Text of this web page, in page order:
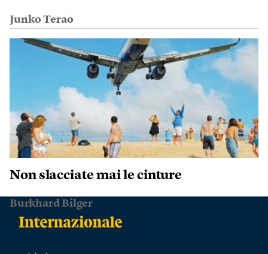
Junko Terao
Non slacciate mai le cinture
Burkhard Bilger